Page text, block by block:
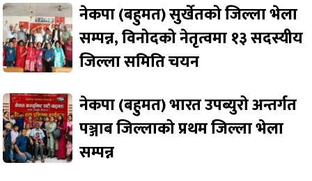
नेकपा (बहुमत) सुर्खेतको जिल्ला भेला
सम्पन्न, विनोदको नेतृत्वमा १३ सदस्यीय
जिल्ला समिति चयन
नेकपा (बहुमत) भारत उपब्युरो अन्तर्गत
पञ्जाब जिल्लाको प्रथम जिल्ला भेला
सम्पन्न